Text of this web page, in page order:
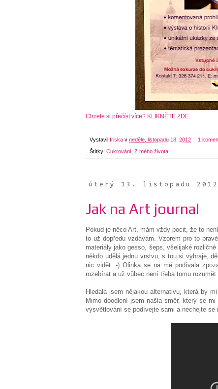
Chcete si přečíst více? KLIKNĚTE ZDE.
Vystavil Iriska v neděle, listopadu 18, 2012 1
Štítky: Cukrování Z mého života
úterý 13. listopadu 2012
Jak na Art journal
Pokud je něco Art, mám vždy pocit, že to
to už dopředu vzdávám. Vzorem pro to
materiály jako gesso, šeps, všelijaké
někdo udělá jednu vrstvu, s tou si vyhraje,
nic vidět :-) Olinka se na mě podívala
rozebírat a už vůbec není třeba tomu rozumět
Hledala jsem nějakou alternativu, která by
Mimo doodlení jsem našla směr, který se
vysvětlování se podívejte sami a nechejte se